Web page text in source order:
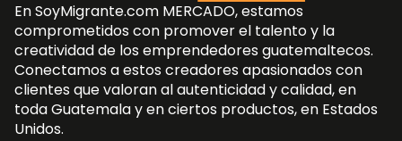
En SoyMigrante.com MERCADO, estamos
comprometidos con promover el talento y la
creatividad de los emprendedores guatemaltecos.
Conectamos a estos creadores apasionados con
clientes que valoran al autenticidad y calidad, en
toda Guatemala y en ciertos productos, en Estados
Unidos.